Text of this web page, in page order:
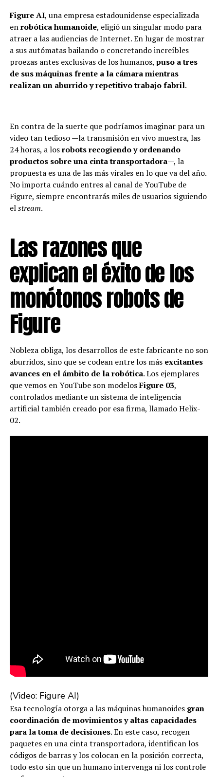
Figure AI, una empresa estadounidense especializada
enrobótica humanoide, eligió un singular modo para
atraer a las audiencias de Internet. En lugar de mostrar
a sus autómatas bailando o concretando increíbles
proezas antes exclusivas de los humanos, puso a tres
de sus máquinas frente a la cámara mientras
realizan un aburrido y repetitivo trabajo fabril.
En contra de la suerte que podríamos imaginar para un
video tan tedioso —la transmisión en vivo muestra, las
24 horas, a losrobots recogiendo y ordenando
productos sobre una cinta transportadora—, la
propuesta es una de las más virales en lo que va del año.
No importa cuándo entres al canal de YouTube de
Figure, siempre encontrarás miles de usuarios siguiendo
elstream.
Las razones que
explican el éxito de los
monótonos robots de
Figure
Nobleza obliga, los desarrollos de este fabricante no son
aburridos, sino que se codean entre los más excitantes
avances en el ámbito de la robótica. Los ejemplares
que vemos en YouTube son modelosFigure 03,
controlados mediante un sistema de inteligencia
artificial también creado por esa firma, llamado Helix-
02.
(Video: Figure AI)
Esa tecnología otorga a las máquinas humanoides gran
coordinación de movimientos y altas capacidades
para la toma de decisiones. En este caso, recogen
paquetes en una cinta transportadora, identifican los
códigos de barras y los colocan en la posición correcta,
todo esto sin que un humano intervenga ni los controle